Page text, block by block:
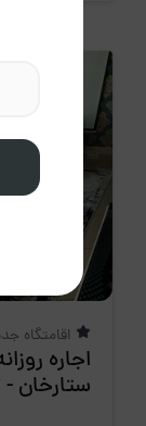
اقامتگاه
ستارخان -